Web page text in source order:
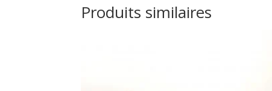
Produits similaires